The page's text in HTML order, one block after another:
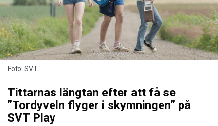
Foto: SVT.
Tittarnas längtan efter att få se
”Tordyveln flyger i skymningen” på
SVT Play